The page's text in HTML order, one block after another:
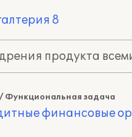
8
продукта
Функциональная задача
финансовые